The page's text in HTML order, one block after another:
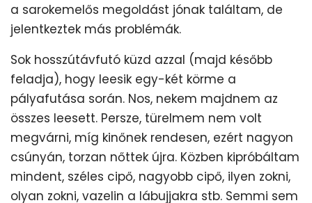
a sarokemelős megoldást jónak találtam, de
jelentkeztek más problémák.
Sok hosszútávfutó küzd azzal (majd később
feladja), hogy leesik egy-két körme a
pályafutása során. Nos, nekem majdnem az
összes leesett. Persze, türelmem nem volt
megvárni, míg kinőnek rendesen, ezért nagyon
csúnyán, torzan nőttek újra. Közben kipróbáltam
mindent, széles cipő, nagyobb cipő, ilyen zokni,
olyan zokni, vazelin a lábujjakra stb. Semmi sem